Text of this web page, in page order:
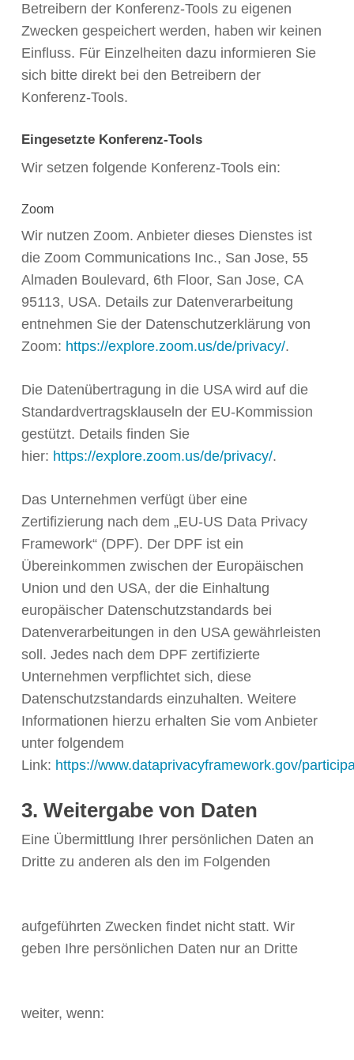
Betreibern der Konferenz-Tools zu eigenen
Zwecken gespeichert werden, haben wir keinen
Einfluss. Für Einzelheiten dazu informieren Sie
sich bitte direkt bei den Betreibern der
Konferenz-Tools.
Eingesetzte Konferenz-Tools
Wir setzen folgende Konferenz-Tools ein:
Zoom
Wir nutzen Zoom. Anbieter dieses Dienstes ist
die Zoom Communications Inc., San Jose, 55
Almaden Boulevard, 6th Floor, San Jose, CA
95113, USA. Details zur Datenverarbeitung
entnehmen Sie der Datenschutzerklärung von
Zoom: https://explore.zoom.us/de/privacy/.
Die Datenübertragung in die USA wird auf die
Standardvertragsklauseln der EU-Kommission
gestützt. Details finden Sie
hier: https://explore.zoom.us/de/privacy/.
Das Unternehmen verfügt über eine
Zertifizierung nach dem „EU-US Data Privacy
Framework“ (DPF). Der DPF ist ein
Übereinkommen zwischen der Europäischen
Union und den USA, der die Einhaltung
europäischer Datenschutzstandards bei
Datenverarbeitungen in den USA gewährleisten
soll. Jedes nach dem DPF zertifizierte
Unternehmen verpflichtet sich, diese
Datenschutzstandards einzuhalten. Weitere
Informationen hierzu erhalten Sie vom Anbieter
unter folgendem
Link: https://www.dataprivacyframework.gov/
3. Weitergabe von Daten
Eine Übermittlung Ihrer persönlichen Daten an
Dritte zu anderen als den im Folgenden
aufgeführten Zwecken findet nicht statt. Wir
geben Ihre persönlichen Daten nur an Dritte
weiter, wenn: